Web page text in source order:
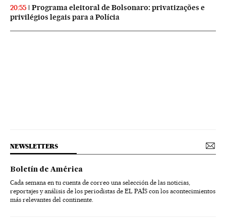
20:55
Programa eleitoral de Bolsonaro: privatizações e
privilégios legais para a Polícia
NEWSLETTERS
Boletín de América
Cada semana en tu cuenta de correo una selección de las noticias,
reportajes y análisis de los periodistas de EL PAÍS con los acontecimientos
más relevantes del continente.